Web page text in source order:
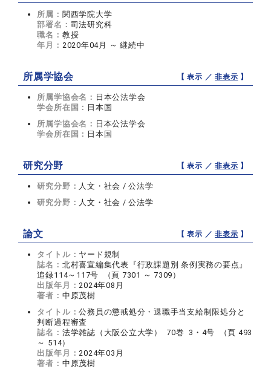
所属： 関西学院大学
部署名： 司法研究科
職名： 教授
年月： 2020年04月 ～ 継続中
所属学協会 【 表示 ／非表示 】
所属学協会名： 日本公法学会
学会所在国： 日本国
所属学協会名： 日本公法学会
学会所在国： 日本国
研究分野 【 表示 ／非表示 】
研究分野： 人文・社会 / 公法学
研究分野： 人文・社会 / 公法学
論文 【 表示 ／非表示 】
タイトル： ヤード規制
誌名： 北村喜宣編集代表『行政課題別 条例実務の要点』
追録114～117号 （頁 7301 ～ 7309）
出版年月：2024年08月
著者： 中原茂樹
タイトル：公務員の懲戒処分・退職手当支給制限処分と
判断過程審査
誌名： 法学雑誌（大阪公立大学） 70巻 3・4号 （頁 493
～ 514）
出版年月：2024年03月
著者： 中原茂樹